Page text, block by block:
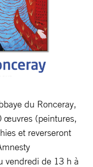
du Ronceray,
œuvres (peintures,
et reverseront
vendredi de 13 h à